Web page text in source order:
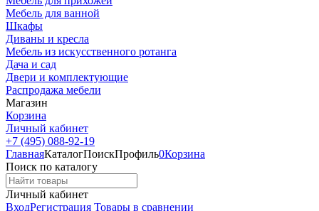
Мебель для ванной
Шкафы
Диваны и кресла
Мебель из искусственного ротанга
Дача и сад
Двери и комплектующие
Распродажа мебели
Магазин
Корзина
Личный кабинет
+7 (495) 088-92-19
ГлавнаяКаталогПоискПрофиль0Корзина
Поиск по каталогу
Личный кабинет
ВходРегистрация Товары в сравнении